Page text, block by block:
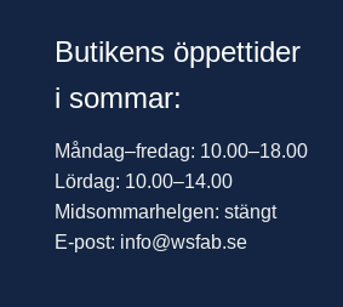
Butikens öppettider
i sommar:
Måndag–fredag: 10.00–18.00
Lördag: 10.00–14.00
Midsommarhelgen: stängt
E-post: info@wsfab.se